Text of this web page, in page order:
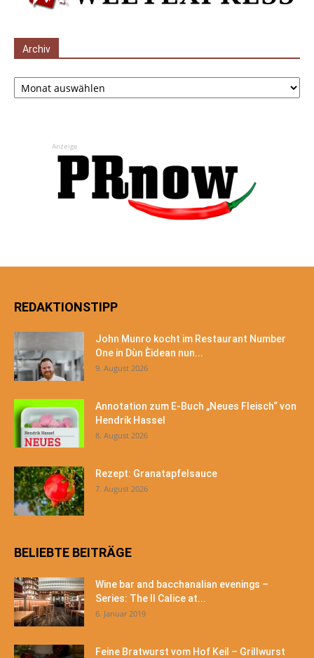
Archiv
Archiv
Anzeige
REDAKTIONSTIPP
John Munro kocht im Restaurant Number
One in Dùn Èidean nun...
9. August 2026
Annotation zum E-Buch „Neues Fleisch“ von
Hendrik Hassel
8. August 2026
Rezept: Granatapfelsauce
7. August 2026
BELIEBTE BEITRÄGE
Wine bar and bacchanalian evenings –
Series: The Il Calice at...
6. Januar 2019
Feine Bratwurst vom Hof Keil – Grillwurst